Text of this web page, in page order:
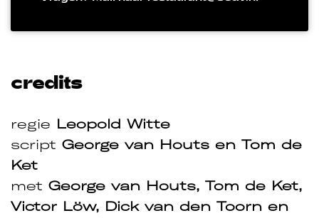
credits
regie Leopold Witte
script George van Houts en Tom de
Ket
met George van Houts, Tom de Ket,
Victor Löw, Dick van den Toorn en